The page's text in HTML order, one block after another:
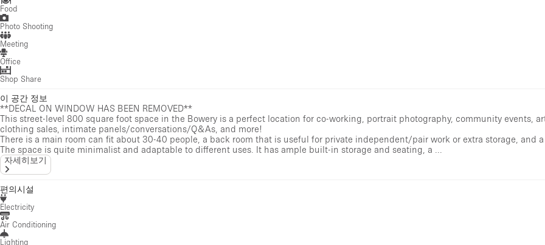
Food
Photo Shooting
Meeting
Office
Shop Share
이 공간 정보
**DECAL ON WINDOW HAS BEEN REMOVED**
This street-level 800 square foot space in the Bowery is a perfect location for co-working, portrait photography, community events,
clothing sales, intimate panels/conversations/Q&As, and more!
There is a main room can fit about 30-40 people, a back room that is useful for private independent/pair work or extra storage, and
The space is quite minimalist and adaptable to different uses. It has ample built-in storage and seating, a ...
자세히보기
편의시설
Electricity
Air Conditioning
Lighting